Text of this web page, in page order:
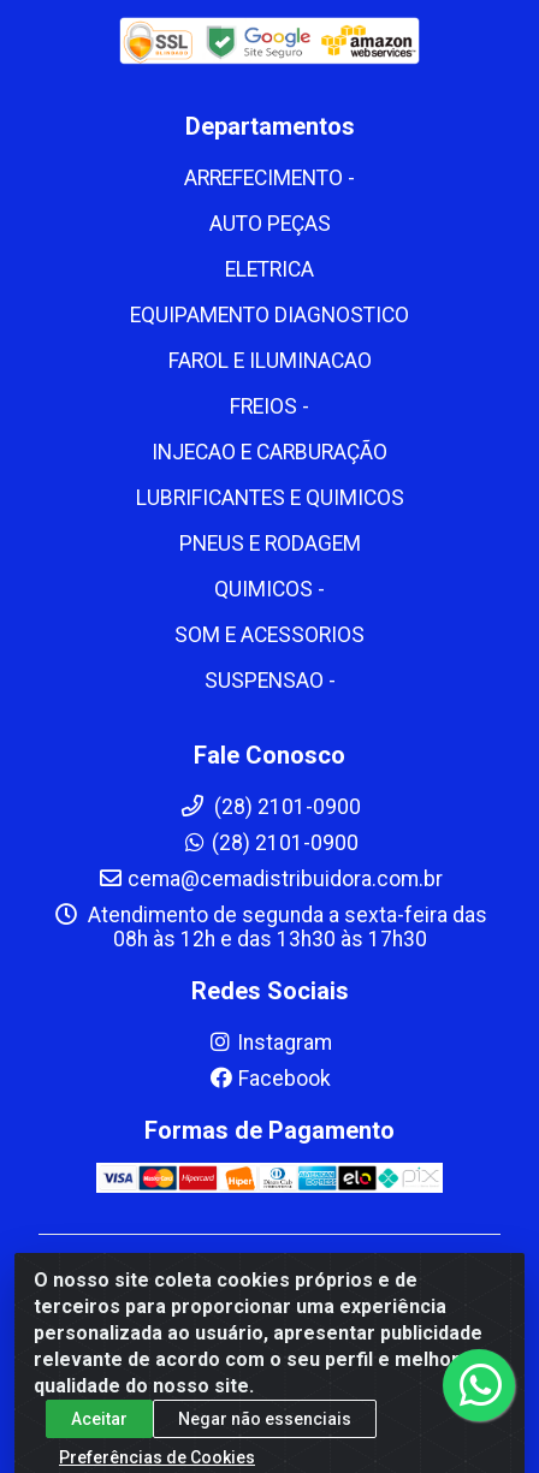
O nosso site coleta cookies próprios e de
terceiros para proporcionar uma experiência
personalizada ao usuário, apresentar publicidade
relevante de acordo com o seu perfil e melhorar a
qualidade do nosso site.
Aceitar
Negar não essenciais
Preferências de Cookies
Departamentos
ARREFECIMENTO -
AUTO PEÇAS
ELETRICA
EQUIPAMENTO DIAGNOSTICO
FAROL E ILUMINACAO
FREIOS -
INJECAO E CARBURAÇÃO
LUBRIFICANTES E QUIMICOS
PNEUS E RODAGEM
QUIMICOS -
SOM E ACESSORIOS
SUSPENSAO -
Fale Conosco
(28) 2101-0900
(28) 2101-0900
cema@cemadistribuidora.com.br
Atendimento de segunda a sexta-feira das
08h às 12h e das 13h30 às 17h30
Redes Sociais
Instagram
Facebook
Formas de Pagamento
CBP MACEDO COMERCIO PEÇAS LTDA Matriz - av
Mauro Miranda Madureira, 1249 - Coramara , Cachoeiro
de Itapemirim/ES - CEP 29.311-310 - CNPJ
00.502.680/0001-41